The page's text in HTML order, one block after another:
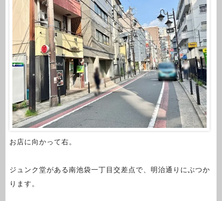
お店に向かって右。
ジュンク堂がある南池袋一丁目交差点で、明治通りにぶつか
ります。